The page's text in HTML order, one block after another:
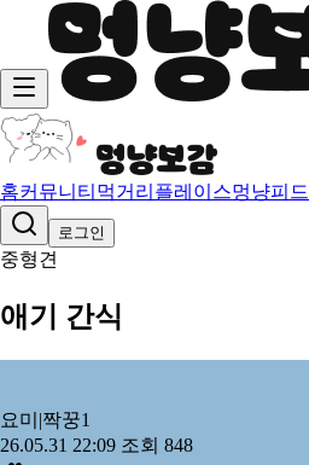
홈커뮤니티 먹거리 플레이스멍냥피드
로그인
중형견
애기 간식
요미|짝꿍1
26.05.31 22:09 조회 848